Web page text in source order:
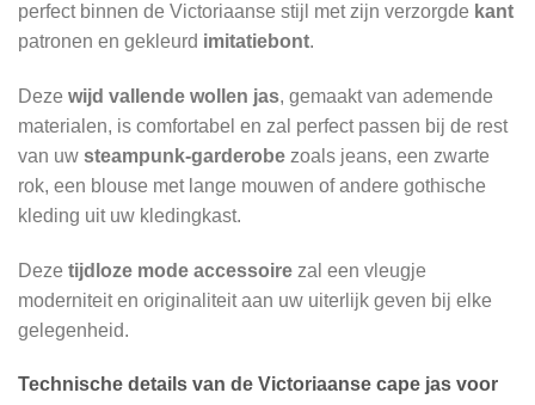
perfect binnen de Victoriaanse stijl met zijn verzorgde kant
patronen en gekleurd imitatiebont.
Deze wijd vallende wollen jas, gemaakt van ademende
materialen, is comfortabel en zal perfect passen bij de rest
van uw steampunk-garderobe zoals jeans, een zwarte
rok, een blouse met lange mouwen of andere gothische
kleding uit uw kledingkast.
Deze tijdloze mode accessoire zal een vleugje
moderniteit en originaliteit aan uw uiterlijk geven bij elke
gelegenheid.
Technische details van de Victoriaanse cape jas voor